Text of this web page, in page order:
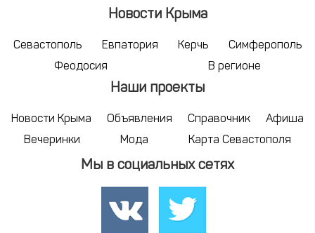
Новости Крыма
Севастополь Евпатория Керчь
Симферополь
Феодосия
В регионе
Наши проекты
Новости Крыма Объявления Справочник
Афиша
Вечеринки
Мода Карта Севастополя
Мы в социальных сетях